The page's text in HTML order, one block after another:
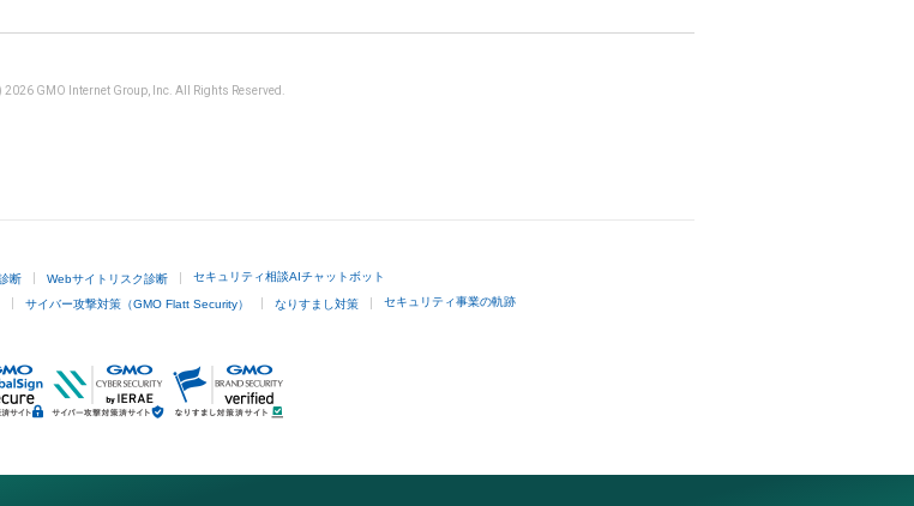
2026 GMO Internet Group, Inc. All Rights Reserved.
断 Webサイトリスク診断 セキュリティ相談AIチャットボット
サイバー攻撃対策（GMO Flatt Security） なりすまし対策 セキュリティ事業の軌跡